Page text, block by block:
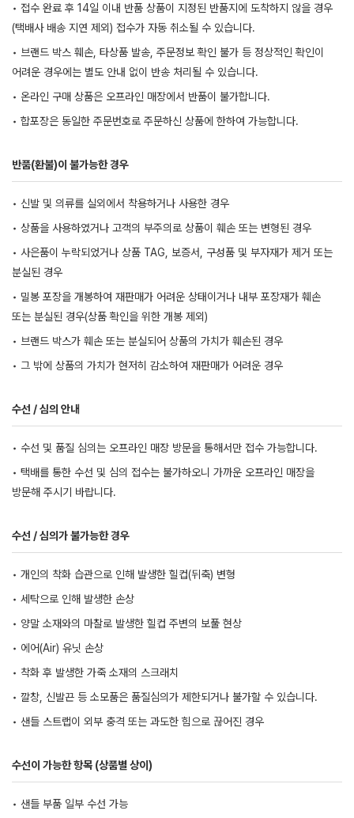
• 접수 완료 후 14일 이내 반품 상품이 지정된 반품지에 도착하지 않을 경우
(택배사 배송 지연 제외) 접수가 자동 취소될 수 있습니다.
• 브랜드 박스 훼손, 타상품 발송, 주문정보 확인 불가 등 정상적인 확인이
어려운 경우에는 별도 안내 없이 반송 처리될 수 있습니다.
• 온라인 구매 상품은 오프라인 매장에서 반품이 불가합니다.
• 합포장은 동일한 주문번호로 주문하신 상품에 한하여 가능합니다.
반품(환불)이 불가능한 경우
• 신발 및 의류를 실외에서 착용하거나 사용한 경우
• 상품을 사용하였거나 고객의 부주의로 상품이 훼손 또는 변형된 경우
• 사은품이 누락되었거나 상품 TAG, 보증서, 구성품 및 부자재가 제거 또는
분실된 경우
• 밀봉 포장을 개봉하여 재판매가 어려운 상태이거나 내부 포장재가 훼손
또는 분실된 경우(상품 확인을 위한 개봉 제외)
• 브랜드 박스가 훼손 또는 분실되어 상품의 가치가 훼손된 경우
• 그 밖에 상품의 가치가 현저히 감소하여 재판매가 어려운 경우
수선 / 심의 안내
• 수선 및 품질 심의는 오프라인 매장 방문을 통해서만 접수 가능합니다.
• 택배를 통한 수선 및 심의 접수는 불가하오니 가까운 오프라인 매장을
방문해 주시기 바랍니다.
수선 / 심의가 불가능한 경우
• 개인의 착화 습관으로 인해 발생한 힐컵(뒤축) 변형
• 세탁으로 인해 발생한 손상
• 양말 소재와의 마찰로 발생한 힐컵 주변의 보풀 현상
• 에어(Air) 유닛 손상
• 착화 후 발생한 가죽 소재의 스크래치
• 깔창, 신발끈 등 소모품은 품질심의가 제한되거나 불가할 수 있습니다.
• 샌들 스트랩이 외부 충격 또는 과도한 힘으로 끊어진 경우
수선이 가능한 항목 (상품별 상이)
• 샌들 부품 일부 수선 가능